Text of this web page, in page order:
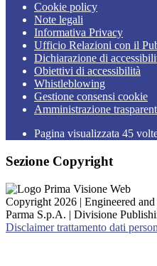
Cookie policy
Note legali
Informativa Privacy
Ufficio Relazioni con il
Dichiarazione di
Obiettivi di accessibilità
Whistleblowing
Gestione consensi cookie
Amministrazione
Pagina visualizzata 45
Sezione Copyright
Copyright 2026 | Engineered
Parma S.p.A. | Divisione
Disclaimer trattamento dati